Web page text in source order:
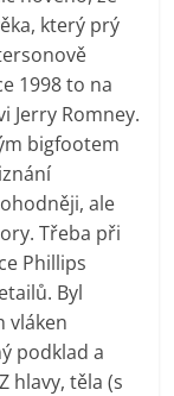
který prý
1998 to na
Jerry Romney.
bigfootem
ale
Třeba při
Phillips
Byl
vláken
podklad a
hlavy, těla (s